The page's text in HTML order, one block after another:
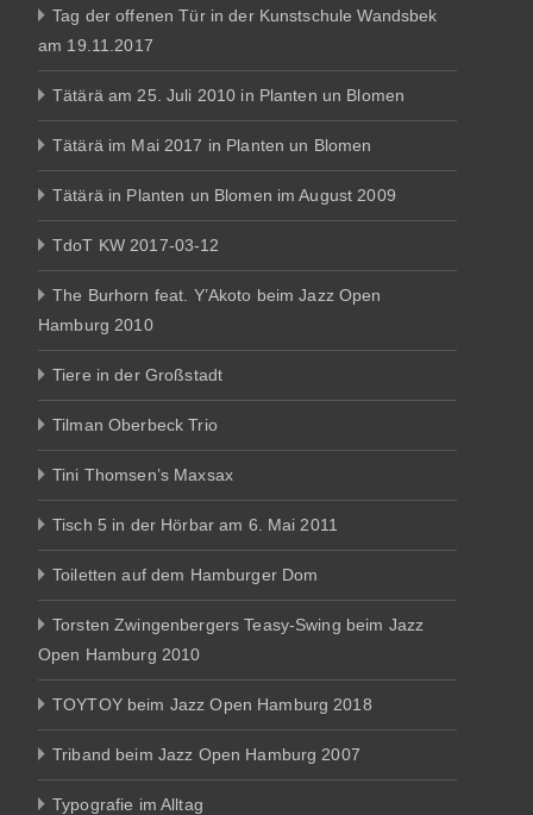
Tag der offenen Tür in der Kunstschule Wandsbek
am 19.11.2017
Tätärä am 25. Juli 2010 in Planten un Blomen
Tätärä im Mai 2017 in Planten un Blomen
Tätärä in Planten un Blomen im August 2009
TdoT KW 2017-03-12
The Burhorn feat. Y’Akoto beim Jazz Open
Hamburg 2010
Tiere in der Großstadt
Tilman Oberbeck Trio
Tini Thomsen’s Maxsax
Tisch 5 in der Hörbar am 6. Mai 2011
Toiletten auf dem Hamburger Dom
Torsten Zwingenbergers Teasy-Swing beim Jazz
Open Hamburg 2010
TOYTOY beim Jazz Open Hamburg 2018
Triband beim Jazz Open Hamburg 2007
Typografie im Alltag